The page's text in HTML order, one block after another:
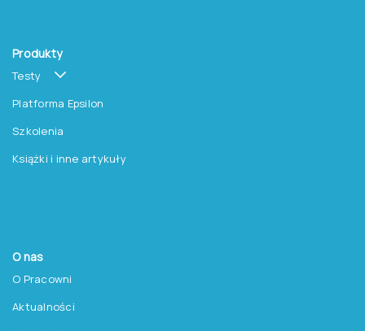
Produkty
Testy
Platforma Epsilon
Szkolenia
Książki i inne artykuły
O nas
O Pracowni
Aktualności